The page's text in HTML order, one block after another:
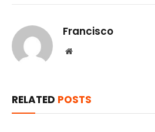
Francisco
Website
RELATED POSTS